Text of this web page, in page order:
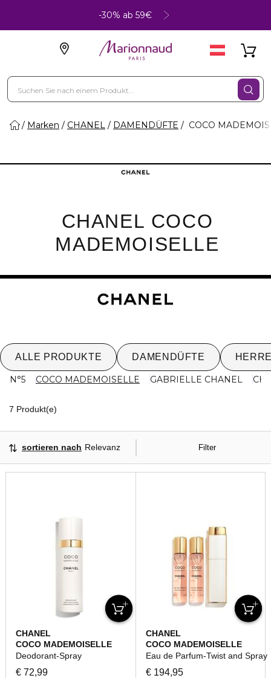
-30% ab 59€
Marken CHANEL DAMENDÜFTE COCO
CHANEL COCO
MADEMOISELLE
ALLE PRODUKTE DAMENDÜFTE
N°5 COCO MADEMOISELLE GABRIELLE CHANEL
7 Produkt(e)
Filter
sortieren nach Relevanz
CHANEL
COCO MADEMOISELLE
Deodorant-Spray
€ 72,99
CHANEL
COCO MADEMOISELLE
Eau de Parfum-Twist and Spray
€ 194,95